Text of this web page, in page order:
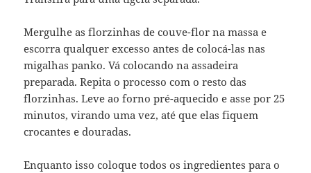
Mergulhe as florzinhas de couve-flor na massa e
escorra qualquer excesso antes de colocá-las nas
migalhas panko. Vá colocando na assadeira
preparada. Repita o processo com o resto das
florzinhas. Leve ao forno pré-aquecido e asse por 25
minutos, virando uma vez, até que elas fiquem
crocantes e douradas.
Enquanto isso coloque todos os ingredientes para o